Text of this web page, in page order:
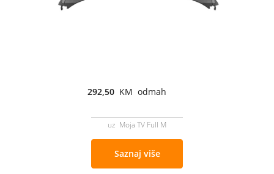
292,50 KM odmah
uz Moja TV Full M
Saznaj više